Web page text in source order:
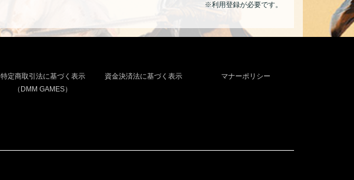
※利用登録が必要です。
特定商取引法に基づく表示
（DMM GAMES）
資金決済法に基づく表示 マナーポリシー